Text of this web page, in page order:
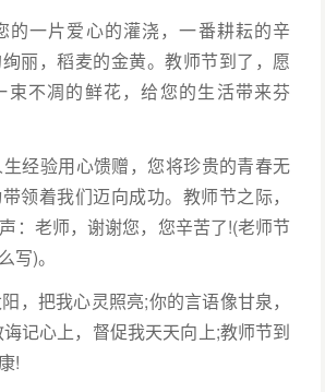
的一片爱心的灌浇，一番耕耘的辛
丽，稻麦的金黄。教师节到了，愿
束不凋的鲜花，给您的生活带来芬
经验用心馈赠，您将珍贵的青春无
领着我们迈向成功。教师节之际，
：老师，谢谢您，您辛苦了!(老师节
写)。
，把我心灵照亮;你的言语像甘泉，
记心上，督促我天天向上;教师节到
!